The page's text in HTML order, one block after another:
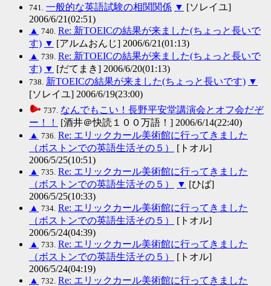
741. 一般的な英語試験の相関関係 ▼ [ソレイユ]
2006/6/21(02:51)
▲ 740. Re: 新TOEICの結果が来ました(ちょっと長いで
す) ▼ [アルムおんじ] 2006/6/21(01:13)
▲ 739. Re: 新TOEICの結果が来ました(ちょっと長いで
す) ▼ [だてまき] 2006/6/20(01:13)
738. 新TOEICの結果が来ました(ちょっと長いです) ▼
[ソレイユ] 2006/6/19(23:00)
737. なんでもこい！長野平安堂講演会とオフ会だぞ
ー！！
[酒井＠快読１００万語！] 2006/6/14(22:40)
▲ 736. Re: エリックカール美術館に行ってきました
（ボストンでの英語生活その５）
[トオル]
2006/5/25(10:51)
▲ 735. Re: エリックカール美術館に行ってきました
（ボストンでの英語生活その５）
▼ [ひば]
2006/5/25(10:33)
▲ 734. Re: エリックカール美術館に行ってきました
（ボストンでの英語生活その５）
[トオル]
2006/5/24(04:39)
▲ 733. Re: エリックカール美術館に行ってきました
（ボストンでの英語生活その５）
[トオル]
2006/5/24(04:19)
▲ 732. Re: エリックカール美術館に行ってきました